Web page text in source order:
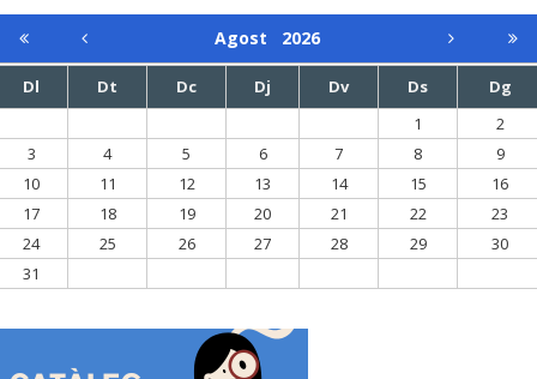
Agost 2026
Dl Dt Dc Dj Dv Ds
Dg
1
2
3
4 5 6 7 8
9
10
11 12 13 14 15
16
17
18 19 20 21 22
23
24
25 26 27 28 29
30
31